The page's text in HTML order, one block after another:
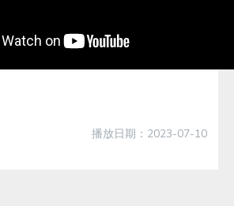
播放日期：2023-07-10